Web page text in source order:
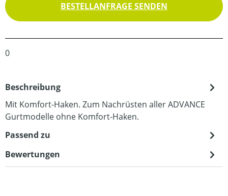
BESTELLANFRAGE SENDEN
0
Beschreibung
Mit Komfort-Haken. Zum Nachrüsten aller ADVANCE
Gurtmodelle ohne Komfort-Haken.
Passend zu
Bewertungen